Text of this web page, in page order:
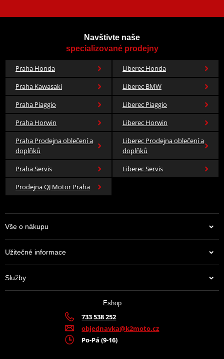
Navštivte naše
specializované prodejny
Praha Honda
Liberec Honda
Praha Kawasaki
Liberec BMW
Praha Piaggio
Liberec Piaggio
Praha Horwin
Liberec Horwin
Praha Prodejna oblečení a
doplňků
Liberec Prodejna oblečení a
doplňků
Praha Servis
Liberec Servis
Prodejna QJ Motor Praha
Vše o nákupu
Užitečné informace
Služby
Eshop
733 538 252
objednavka@k2moto.cz
Po-Pá (9-16)